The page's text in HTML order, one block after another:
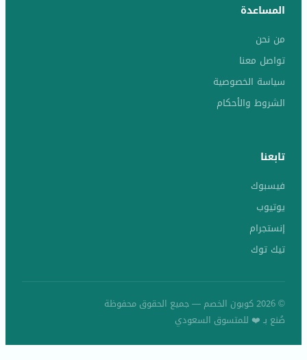
المساعدة
من نحن
تواصل معنا
سياسة الخصوصية
الشروط والأحكام
تابعنا
فيسبوك
يوتيوب
إنستجرام
تيك توك
© 2026 كوبون الخصم — جميع الحقوق محفوظة
صُنع بـ ❤️ للمتسوق السعودي